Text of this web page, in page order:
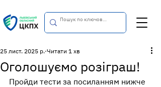
Оголошуємо розіграш!
25 лист. 2025 р. Читати 1 хв
Пройди тести за посиланням нижче